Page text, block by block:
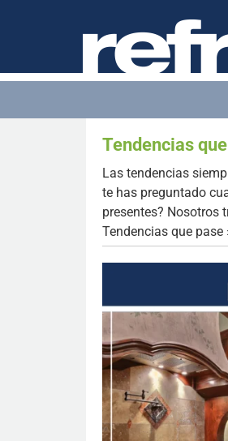
Tendencias
Las tendencias
te has preguntado
presentes? Nosotros
Tendencias que pase